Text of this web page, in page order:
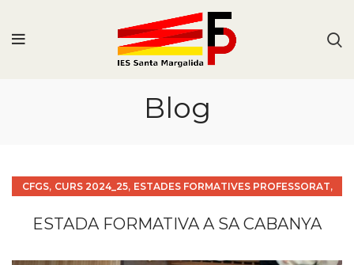
Blog
CFGS, CURS 2024_25, ESTADES FORMATIVES PROFESSORAT,
ESTADA FORMATIVA A SA CABANYA